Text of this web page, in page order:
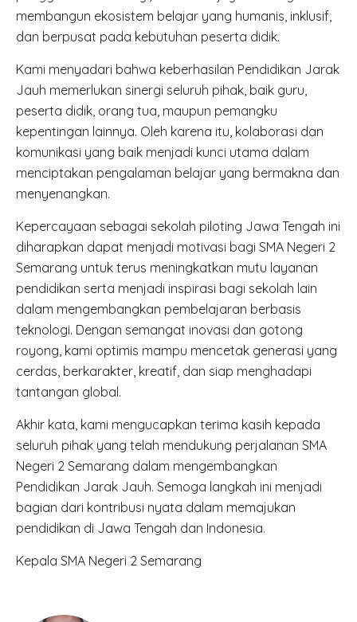
membangun ekosistem belajar yang humanis, inklusif,
dan berpusat pada kebutuhan peserta didik.
Kami menyadari bahwa keberhasilan Pendidikan Jarak
Jauh memerlukan sinergi seluruh pihak, baik guru,
peserta didik, orang tua, maupun pemangku
kepentingan lainnya. Oleh karena itu, kolaborasi dan
komunikasi yang baik menjadi kunci utama dalam
menciptakan pengalaman belajar yang bermakna dan
menyenangkan.
Kepercayaan sebagai sekolah piloting Jawa Tengah ini
diharapkan dapat menjadi motivasi bagi SMA Negeri 2
Semarang untuk terus meningkatkan mutu layanan
pendidikan serta menjadi inspirasi bagi sekolah lain
dalam mengembangkan pembelajaran berbasis
teknologi. Dengan semangat inovasi dan gotong
royong, kami optimis mampu mencetak generasi yang
cerdas, berkarakter, kreatif, dan siap menghadapi
tantangan global.
Akhir kata, kami mengucapkan terima kasih kepada
seluruh pihak yang telah mendukung perjalanan SMA
Negeri 2 Semarang dalam mengembangkan
Pendidikan Jarak Jauh. Semoga langkah ini menjadi
bagian dari kontribusi nyata dalam memajukan
pendidikan di Jawa Tengah dan Indonesia.
Kepala SMA Negeri 2 Semarang